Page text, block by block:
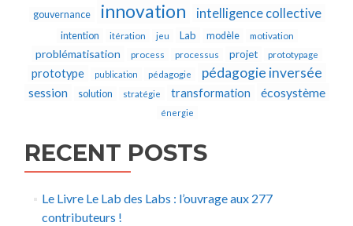
gouvernance innovation intelligence collective
intention itération jeu Lab modèle motivation
problématisation process processus projet prototypage
prototype publication pédagogie pédagogie inversée
session solution stratégie transformation écosystème
énergie
RECENT POSTS
Le Livre Le Lab des Labs : l’ouvrage aux 277
contributeurs !